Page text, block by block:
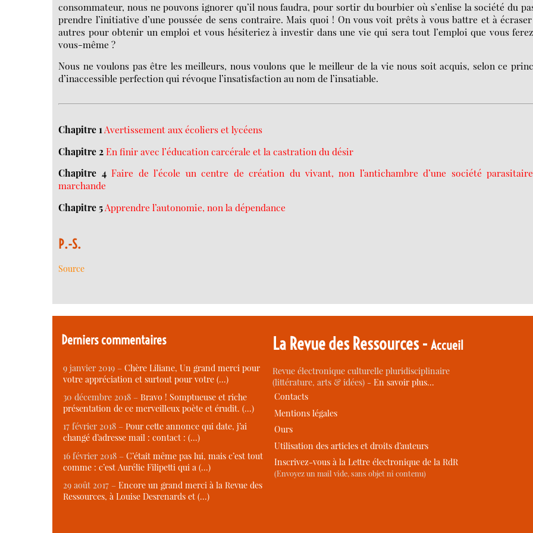
consommateur, nous ne pouvons ignorer qu’il nous faudra, pour sortir du bourbier où s’enlise la société du
prendre l’initiative d’une poussée de sens contraire. Mais quoi ! On vous voit prêts à vous battre et à
autres pour obtenir un emploi et vous hésiteriez à investir dans une vie qui sera tout l’emploi que vous
vous-même ?
Nous ne voulons pas être les meilleurs, nous voulons que le meilleur de la vie nous soit acquis, selon ce
d’inaccessible perfection qui révoque l’insatisfaction au nom de l’insatiable.
Chapitre 1Avertissement aux écoliers et lycéens
Chapitre 2En finir avec l’éducation carcérale et la castration du désir
Chapitre 4 Faire de l’école un centre de création du vivant, non l’antichambre d’une société
marchande
Chapitre 5Apprendre l’autonomie, non la dépendance
P.-S.
Source
Derniers commentaires
9 janvier 2019 – Chère Liliane, Un grand merci pour
votre appréciation et surtout pour votre (…)
30 décembre 2018 – Bravo ! Somptueuse et riche
présentation de ce merveilleux poète et érudit. (…)
17 février 2018 – Pour cette annonce qui date, j’ai
changé d’adresse mail : contact : (…)
16 février 2018 – C’était même pas lui, mais c’est tout
comme : c’est Aurélie Filipetti qui a (…)
29 août 2017 – Encore un grand merci à la Revue des
Ressources, à Louise Desrenards et (…)
La Revue des Ressources -Accueil
Revue électronique culturelle pluridisciplinaire
(littérature, arts & idées) -En savoir plus…
Contacts
Mentions légales
Ours
Utilisation des articles et droits d’auteurs
Inscrivez-vous à la Lettre électronique de la RdR
(Envoyez un mail vide, sans objet ni contenu)